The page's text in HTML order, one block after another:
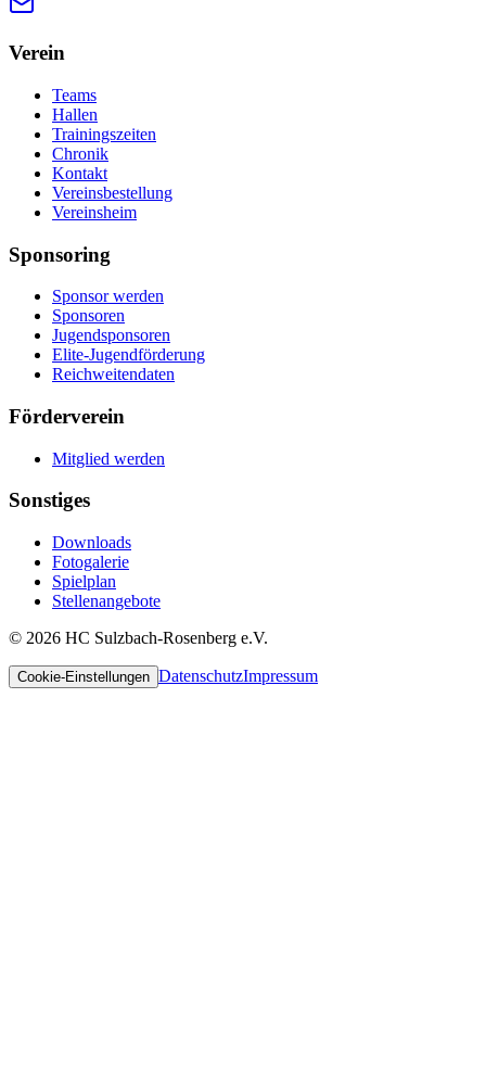
Verein
Teams
Hallen
Trainingszeiten
Chronik
Kontakt
Vereinsbestellung
Vereinsheim
Sponsoring
Sponsor werden
Sponsoren
Jugendsponsoren
Elite-Jugendförderung
Reichweitendaten
Förderverein
Mitglied werden
Sonstiges
Downloads
Fotogalerie
Spielplan
Stellenangebote
© 2026 HC Sulzbach-Rosenberg e.V.
Cookie-Einstellungen DatenschutzImpressum